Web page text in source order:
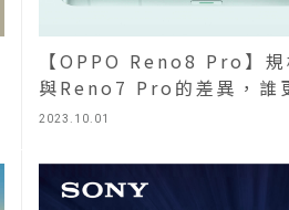
2023.10.01
【OPPO Reno8 Pro】
與Reno7 Pro的差異，誰